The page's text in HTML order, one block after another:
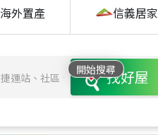
海外置產 信義居家
開始搜尋
找好屋